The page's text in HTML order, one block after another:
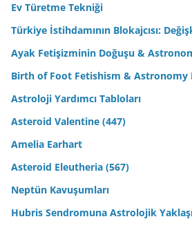
Ev Türetme Tekniği
Türkiye İstihdamının Blokajcısı:
Ayak Fetişizminin Doğuşu &
Birth of Foot Fetishism & Astronomy
Astroloji Yardımcı Tabloları
Asteroid Valentine (447)
Amelia Earhart
Asteroid Eleutheria (567)
Neptün Kavuşumları
Hubris Sendromuna Astrolojik